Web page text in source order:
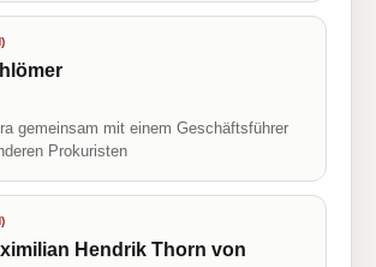
gemeinsam mit einem Geschäftsführer
Prokuristen
Hendrik Thorn von